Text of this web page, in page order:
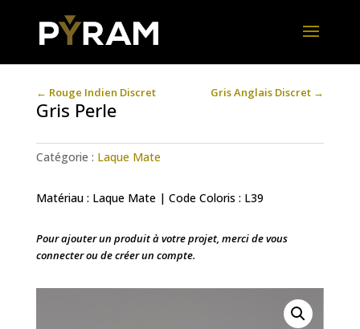
← Rouge Indien Discret Gris Anglais Discret →
Gris Perle
Catégorie : Laque Mate
Matériau : Laque Mate | Code Coloris : L39
Pour ajouter un produit à votre projet, merci de vous
connecter ou de créer un compte.